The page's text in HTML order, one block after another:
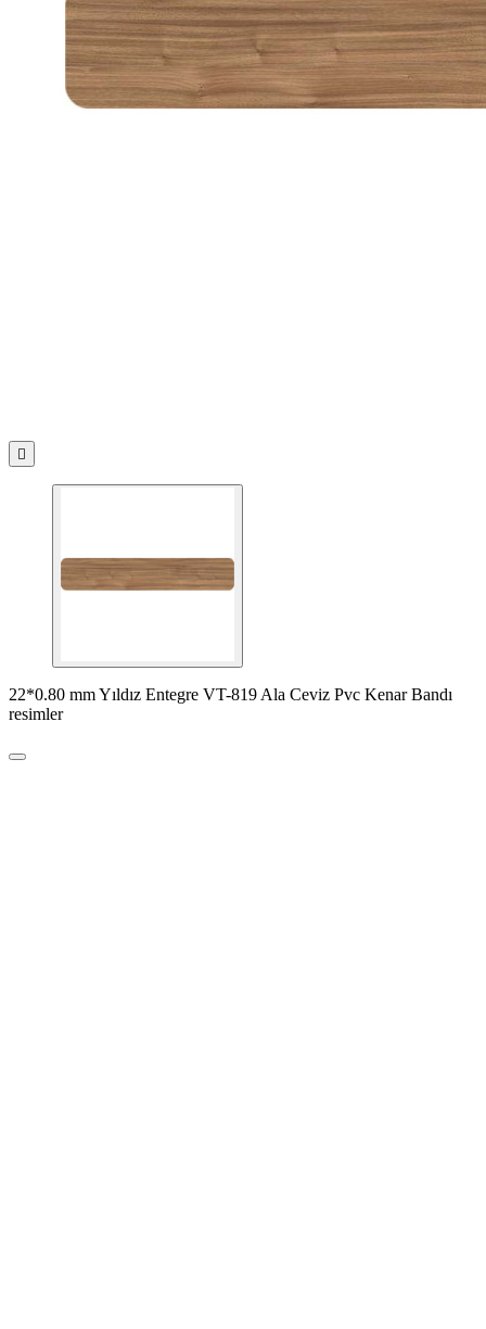

22*0.80 mm Yıldız Entegre VT-819 Ala Ceviz Pvc Kenar Bandı
resimler